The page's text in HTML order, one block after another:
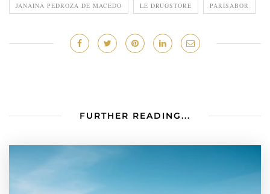
JANAINA PEDROZA DE MACEDO LE DRUGSTORE PARISABOR
FURTHER READING...